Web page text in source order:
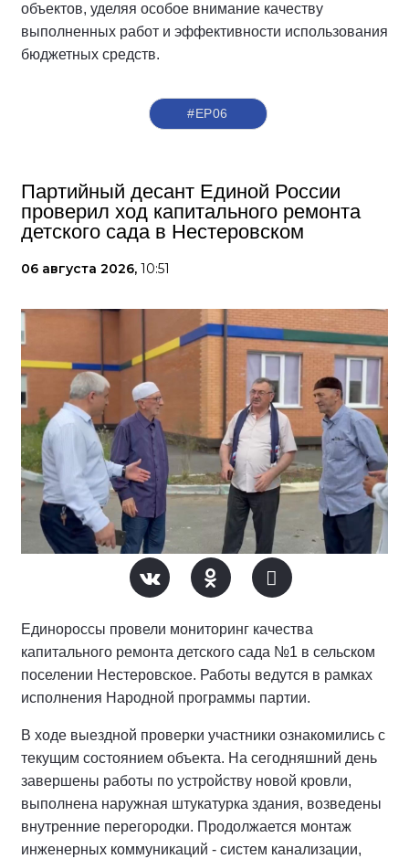
объектов, уделяя особое внимание качеству
выполненных работ и эффективности использования
бюджетных средств.
#ЕР06
Партийный десант Единой России
проверил ход капитального ремонта
детского сада в Нестеровском
06 августа 2026, 10:51
Единороссы провели мониторинг качества
капитального ремонта детского сада №1 в сельском
поселении Нестеровское. Работы ведутся в рамках
исполнения Народной программы партии.
В ходе выездной проверки участники ознакомились с
текущим состоянием объекта. На сегодняшний день
завершены работы по устройству новой кровли,
выполнена наружная штукатурка здания, возведены
внутренние перегородки. Продолжается монтаж
инженерных коммуникаций - систем канализации,